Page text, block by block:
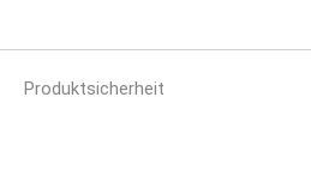
Produktsicherheit